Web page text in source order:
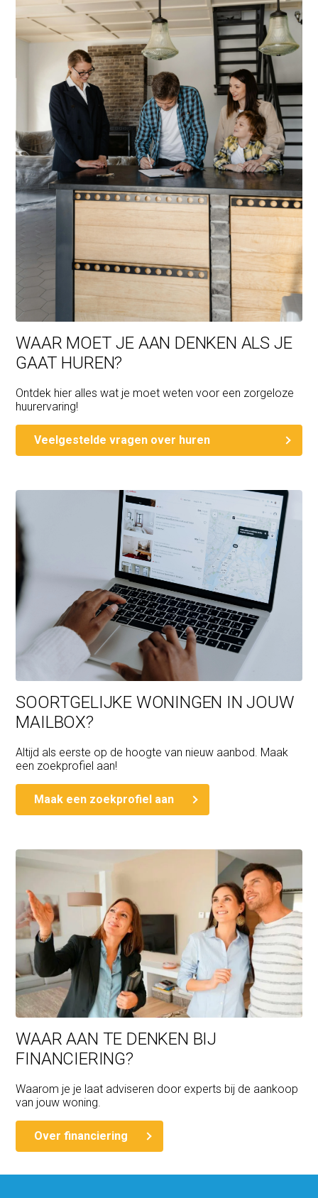
WAAR MOET JE AAN DENKEN ALS JE
GAAT HUREN?
Ontdek hier alles wat je moet weten voor een zorgeloze
huurervaring!
Veelgestelde vragen over huren
SOORTGELIJKE WONINGEN IN JOUW
MAILBOX?
Altijd als eerste op de hoogte van nieuw aanbod. Maak
een zoekprofiel aan!
Maak een zoekprofiel aan
WAAR AAN TE DENKEN BIJ
FINANCIERING?
Waarom je je laat adviseren door experts bij de aankoop
van jouw woning.
Over financiering